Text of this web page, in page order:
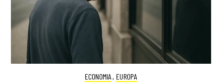
ECONOMIA , EUROPA